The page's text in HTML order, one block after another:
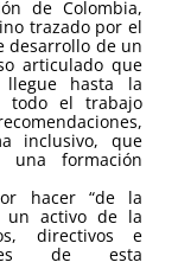
de Colombia,
trazado por el
desarrollo de un
articulado que
hasta la
todo el trabajo
inclusivo, que
una formación
hacer “de la
un activo de la
directivos e
de esta